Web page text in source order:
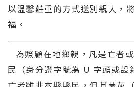
以溫馨莊重的方式送別親人，
福。
為照顧在地鄉親，凡是亡者
民（身分證字號為 U 字頭或設